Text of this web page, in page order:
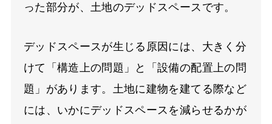
った部分が、土地のデッドスペースです。
デッドスペースが生じる原因には、大きく分
けて「構造上の問題」と「設備の配置上の問
題」があります。土地に建物を建てる際など
には、いかにデッドスペースを減らせるかが